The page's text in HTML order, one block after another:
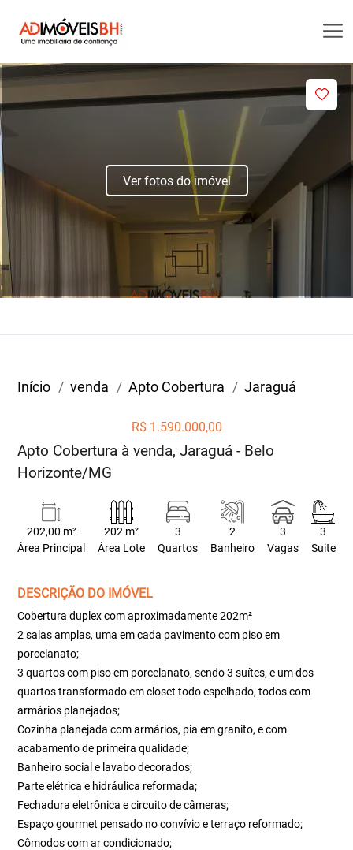
Ver fotos do imóvel
Início venda Apto Cobertura Jaraguá
R$ 1.590.000,00
Apto Cobertura à venda, Jaraguá - Belo
Horizonte/MG
202,00 m²
Área Principal
202 m²
Área Lote
3
Quartos
2
Banheiro
3
Vagas
3
Suite
DESCRIÇÃO DO IMÓVEL
Cobertura duplex com aproximadamente 202m²
2 salas amplas, uma em cada pavimento com piso em
porcelanato;
3 quartos com piso em porcelanato, sendo 3 suítes, e um dos
quartos transformado em closet todo espelhado, todos com
armários planejados;
Cozinha planejada com armários, pia em granito, e com
acabamento de primeira qualidade;
Banheiro social e lavabo decorados;
Parte elétrica e hidráulica reformada;
Fechadura eletrônica e circuito de câmeras;
Espaço gourmet pensado no convívio e terraço reformado;
Cômodos com ar condicionado;